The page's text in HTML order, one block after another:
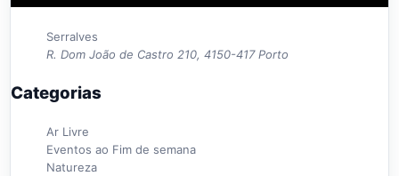
Serralves
R. Dom João de Castro 210, 4150-417 Porto
Categorias
Ar Livre
Eventos ao Fim de semana
Natureza